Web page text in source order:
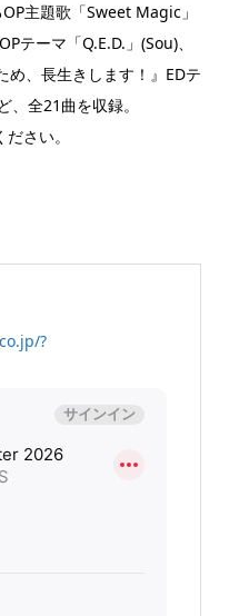
主題歌「Sweet Magic」
テーマ「Q.E.D.」(Sou)、
め、長生きします！』EDテ
、全21曲を収録。
さい。
?